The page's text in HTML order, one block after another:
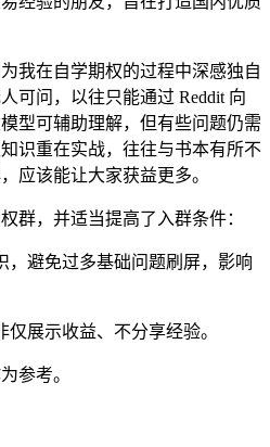
我在自学期权的过程中深感独自
可问，以往只能通过 Reddit 向
型可辅助理解，但有些问题仍需
识重在实战，往往与书本有所不
应该能让大家获益更多。
群，并适当提高了入群条件：
，避免过多基础问题刷屏，影响
展示收益、不分享经验。
参考。